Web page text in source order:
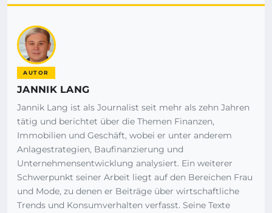
AUTOR
JANNIK LANG
Jannik Lang ist als Journalist seit mehr als zehn Jahren
tätig und berichtet über die Themen Finanzen,
Immobilien und Geschäft, wobei er unter anderem
Anlagestrategien, Baufinanzierung und
Unternehmensentwicklung analysiert. Ein weiterer
Schwerpunkt seiner Arbeit liegt auf den Bereichen Frau
und Mode, zu denen er Beiträge über wirtschaftliche
Trends und Konsumverhalten verfasst. Seine Texte